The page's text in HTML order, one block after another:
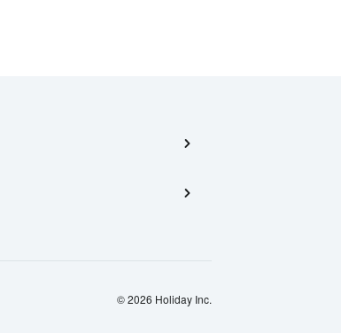
© 2026 Holiday Inc.